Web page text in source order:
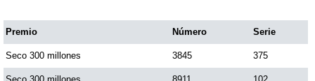
Premio Número Serie
Seco 300 millones 3845 375